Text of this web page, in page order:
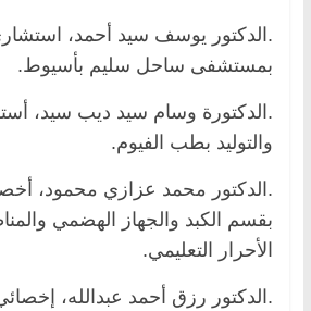
.الدكتور يوسف سيد أحمد،
بمستشفى ساحل سليم بأسيوط.
.الدكتورة وسام سيد ديب سيد،
والتوليد بطب الفيوم.
.الدكتور محمد عزازي محمود،
بقسم الكبد والجهاز الهضمي
الأحرار التعليمي.
.الدكتور رزق أحمد عبدالله، إخصائي